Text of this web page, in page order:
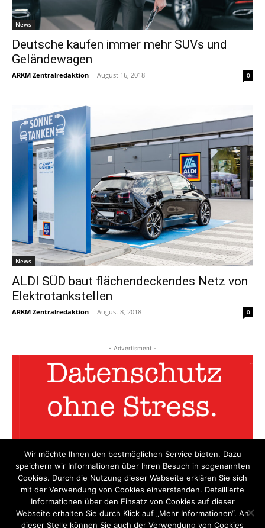
News
Deutsche kaufen immer mehr SUVs und
Geländewagen
ARKM Zentralredaktion - August 16, 2018 0
News
ALDI SÜD baut flächendeckendes Netz von
Elektrotankstellen
ARKM Zentralredaktion - August 8, 2018 0
- Advertisment -
Wir möchte Ihnen den bestmöglichen Service bieten. Dazu
speichern wir Informationen über Ihren Besuch in sogenannten
Cookies. Durch die Nutzung dieser Webseite erklären Sie sich
mit der Verwendung von Cookies einverstanden. Detaillierte
Informationen über den Einsatz von Cookies auf dieser
Webseite erhalten Sie durch Klick auf „Mehr Informationen“. An
dieser Stelle können Sie auch der Verwendung von Cookies